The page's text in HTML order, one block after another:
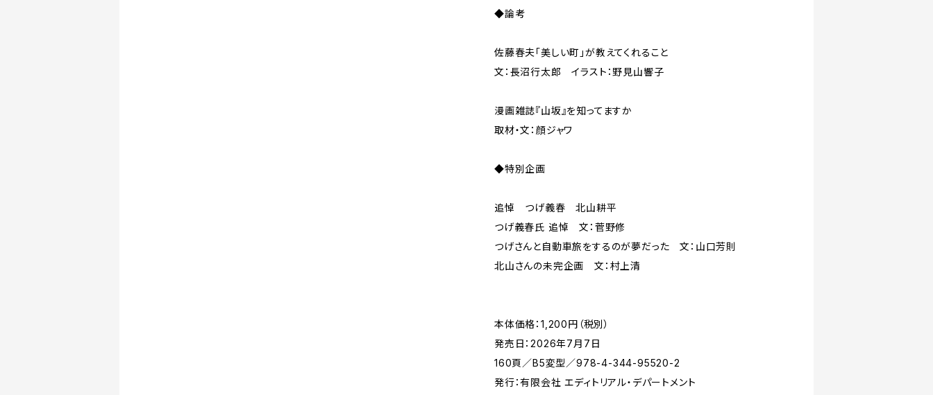
◆論考
佐藤春夫「美しい町」が教えてくれること
文：長沼行太郎 イラスト：野見山響子
漫画雑誌『山坂』を知ってますか
取材・文：顔ジャワ
◆特別企画
追悼 つげ義春 北山耕平
つげ義春氏 追悼 文：菅野修
つげさんと自動車旅をするのが夢だった 文：山口芳則
北山さんの未完企画 文：村上清
本体価格：1,200円（税別）
発売日：2026年7月7日
160頁／B5変型／978-4-344-95520-2
発行：有限会社 エディトリアル・デパートメント